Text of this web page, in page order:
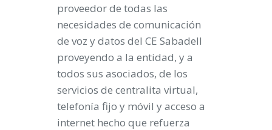
proveedor de todas las
necesidades de comunicación
de voz y datos del CE Sabadell
proveyendo a la entidad, y a
todos sus asociados, de los
servicios de centralita virtual,
telefonía fijo y móvil y acceso a
internet hecho que refuerza